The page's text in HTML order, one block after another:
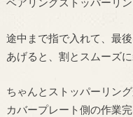
ベアリングストッパーリン
途中まで指で入れて、最
あげると、割とスムーズに
ちゃんとストッパーリン
カバープレート側の作業完